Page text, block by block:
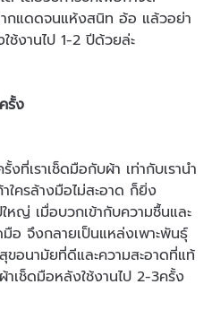
ากแดดจนแห้งสนิท อ้อ แล้วอย่า
ช้งานไป 1-2 ปีด้วยล่ะ
รั้ง
ที่เราเช็ดมือกับผ้า เท่ากับเรานำ
ใครล้างมือไม่สะอาด ก็ยิ่ง
ใหญ่ เมื่อบวกเข้ากับความชื้นและ
มือจึงกลายเป็นแหล่งเพาะพันธุ์
อนามัยที่ดีและความสะอาดที่แท้
เช็ดมือหลังใช้งานไป 2-3ครั้ง